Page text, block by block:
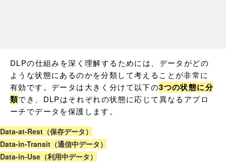
DLPの仕組みを深く理解するためには、データがどの
ような状態にあるのかを分類して考えることが非常に
有効です。データは大きく分けて以下の3つの状態に分
類でき、DLPはそれぞれの状態に応じて異なるアプロ
ーチでデータを保護します。
Data-at-Rest（保存データ）
Data-in-Transit（通信中データ）
Data-in-Use（利用中データ）